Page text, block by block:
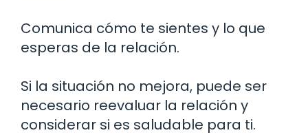
Comunica cómo te sientes y lo que
esperas de la relación.
Si la situación no mejora, puede ser
necesario reevaluar la relación y
considerar si es saludable para ti.